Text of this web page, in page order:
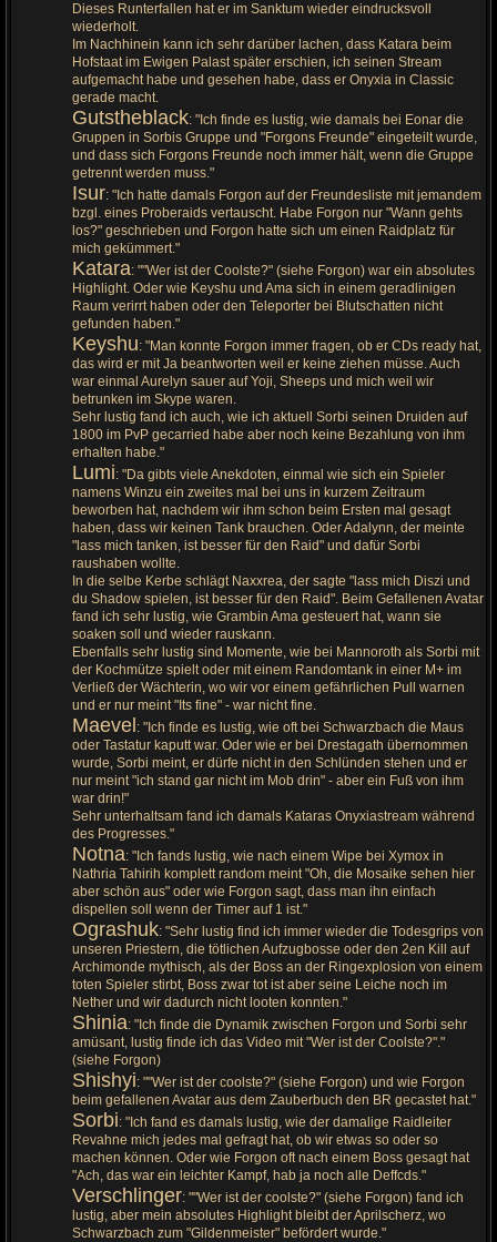
Dieses Runterfallen hat er im Sanktum wieder eindrucksvoll
wiederholt.
Im Nachhinein kann ich sehr darüber lachen, dass Katara beim
Hofstaat im Ewigen Palast später erschien, ich seinen Stream
aufgemacht habe und gesehen habe, dass er Onyxia in Classic
gerade macht.
Gutstheblack: "Ich finde es lustig, wie damals bei Eonar die
Gruppen in Sorbis Gruppe und "Forgons Freunde" eingeteilt wurde,
und dass sich Forgons Freunde noch immer hält, wenn die Gruppe
getrennt werden muss."
Isur: "Ich hatte damals Forgon auf der Freundesliste mit jemandem
bzgl. eines Proberaids vertauscht. Habe Forgon nur "Wann gehts
los?" geschrieben und Forgon hatte sich um einen Raidplatz für
mich gekümmert."
Katara: ""Wer ist der Coolste?" (siehe Forgon) war ein absolutes
Highlight. Oder wie Keyshu und Ama sich in einem geradlinigen
Raum verirrt haben oder den Teleporter bei Blutschatten nicht
gefunden haben."
Keyshu: "Man konnte Forgon immer fragen, ob er CDs ready hat,
das wird er mit Ja beantworten weil er keine ziehen müsse. Auch
war einmal Aurelyn sauer auf Yoji, Sheeps und mich weil wir
betrunken im Skype waren.
Sehr lustig fand ich auch, wie ich aktuell Sorbi seinen Druiden auf
1800 im PvP gecarried habe aber noch keine Bezahlung von ihm
erhalten habe."
Lumi: "Da gibts viele Anekdoten, einmal wie sich ein Spieler
namens Winzu ein zweites mal bei uns in kurzem Zeitraum
beworben hat, nachdem wir ihm schon beim Ersten mal gesagt
haben, dass wir keinen Tank brauchen. Oder Adalynn, der meinte
"lass mich tanken, ist besser für den Raid" und dafür Sorbi
raushaben wollte.
In die selbe Kerbe schlägt Naxxrea, der sagte "lass mich Diszi und
du Shadow spielen, ist besser für den Raid". Beim Gefallenen Avatar
fand ich sehr lustig, wie Grambin Ama gesteuert hat, wann sie
soaken soll und wieder rauskann.
Ebenfalls sehr lustig sind Momente, wie bei Mannoroth als Sorbi mit
der Kochmütze spielt oder mit einem Randomtank in einer M+ im
Verließ der Wächterin, wo wir vor einem gefährlichen Pull warnen
und er nur meint "Its fine" - war nicht fine.
Maevel: "Ich finde es lustig, wie oft bei Schwarzbach die Maus
oder Tastatur kaputt war. Oder wie er bei Drestagath übernommen
wurde, Sorbi meint, er dürfe nicht in den Schlünden stehen und er
nur meint "ich stand gar nicht im Mob drin" - aber ein Fuß von ihm
war drin!"
Sehr unterhaltsam fand ich damals Kataras Onyxiastream während
des Progresses."
Notna: "Ich fands lustig, wie nach einem Wipe bei Xymox in
Nathria Tahirih komplett random meint "Oh, die Mosaike sehen hier
aber schön aus" oder wie Forgon sagt, dass man ihn einfach
dispellen soll wenn der Timer auf 1 ist."
Ograshuk: "Sehr lustig find ich immer wieder die Todesgrips von
unseren Priestern, die tötlichen Aufzugbosse oder den 2en Kill auf
Archimonde mythisch, als der Boss an der Ringexplosion von einem
toten Spieler stirbt, Boss zwar tot ist aber seine Leiche noch im
Nether und wir dadurch nicht looten konnten."
Shinia: "Ich finde die Dynamik zwischen Forgon und Sorbi sehr
amüsant, lustig finde ich das Video mit "Wer ist der Coolste?"."
(siehe Forgon)
Shishyi: ""Wer ist der coolste?" (siehe Forgon) und wie Forgon
beim gefallenen Avatar aus dem Zauberbuch den BR gecastet hat."
Sorbi: "Ich fand es damals lustig, wie der damalige Raidleiter
Revahne mich jedes mal gefragt hat, ob wir etwas so oder so
machen können. Oder wie Forgon oft nach einem Boss gesagt hat
"Ach, das war ein leichter Kampf, hab ja noch alle Deffcds."
Verschlinger: ""Wer ist der coolste?" (siehe Forgon) fand ich
lustig, aber mein absolutes Highlight bleibt der Aprilscherz, wo
Schwarzbach zum "Gildenmeister" befördert wurde."